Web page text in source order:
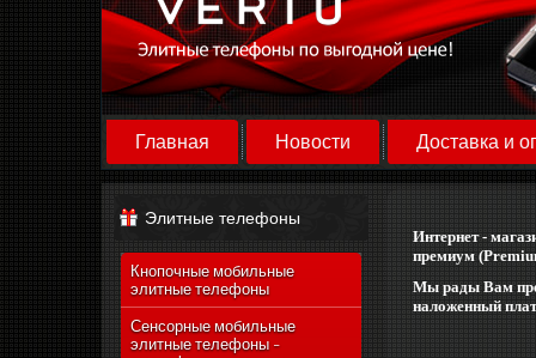
Главная Новости Доставка и
Элитные телефоны
Кнопочные мобильные
элитные телефоны
Сенсорные мобильные
элитные телефоны -
Интернет -
премиум
Mы рады Вам
наложенный